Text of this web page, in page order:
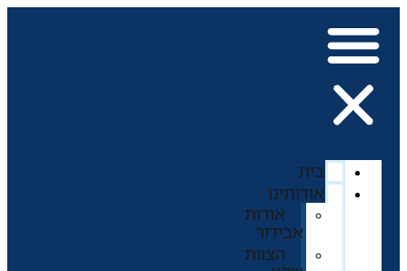
בית
אודותינו
אודות
אבידור
הצוות